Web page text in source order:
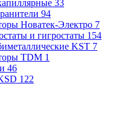
33
94
Новатек-Электро 7
и гигростаты 154
KST 7
TDM 1
46
122